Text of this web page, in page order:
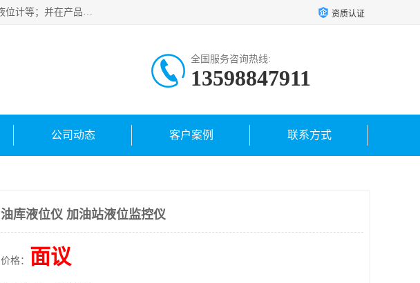
河南福瑞德仪表有限公司是生产销售电容液位计、液氨液位计、小量程液位计定制、智能锅炉水位计、液氮液位计等；并在产品开发、研制的过程中，吸取国内外仪器仪表的技术精华，建立了一支高、精、尖的科研开发队伍，使产品性能不断升级。 资质认证
全国服务咨询热线:
13598847911
公司动态 客户案例 联系方式
油库液位仪 加油站液位监控仪
价格： 面议